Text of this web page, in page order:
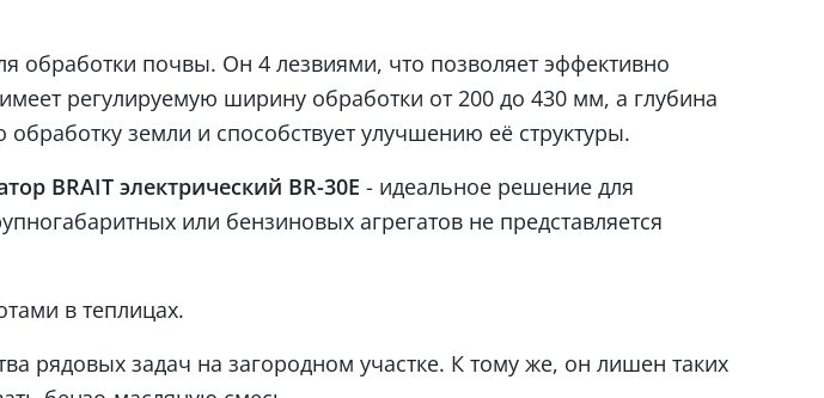
обработки почвы. Он 4 лезвиями, что позволяет эффективно
регулируемую ширину обработки от 200 до 430 мм, а глубина
земли и способствует улучшению её структуры.
BRAIT электрический BR-30E - идеальное решение для
или бензиновых агрегатов не представляется
в теплицах.
рядовых задач на загородном участке. К тому же, он лишен таких